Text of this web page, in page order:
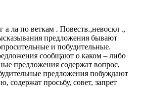
ла по веткам . Повеств.,невоскл .,
предложения бывают
и побудительные.
сообщают о каком – либо
предложения содержат вопрос,
предложения побуждают
содержат просьбу, совет, запрет